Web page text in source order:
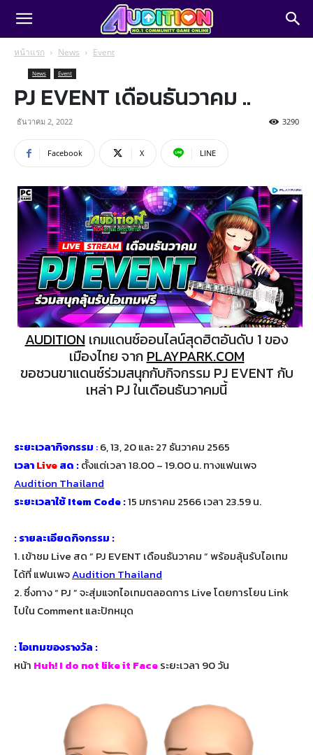
หน้าแรก News Event
News Event
PJ EVENT เดือนธันวาคม ..
ธันวาคม 2, 2022 3290
Facebook X LINE
AUDITION เกมแดนซ์ออนไลน์สุดฮิตอันดับ 1 ของ
เมืองไทย จาก PLAYPARK.COM
ขอชวนขาแดนซ์ร่วมสนุกกับกิจกรรม PJ EVENT กับ
เหล่า PJ ในเดือนธันวาคมนี้
ระยะเวลากิจกรรม :6, 13, 20 และ 27 ธันวาคม 2565
เวลาLiveสด :ตั้งแต่เวลา 18.00 – 19.00 น. ทางแฟนเพจ
Audition Thailand
ระยะเวลาใช้ Item Code :15 มกราคม 2566 เวลา 23.59 น.
: รายละเอียดกิจกรรม :
1. เข้าชม Live สด ” PJ EVENT เดือนธันวาคม ” พร้อมลุ้นรับไอเทม
ได้ที่ แฟนเพจAudition Thailand
2. ซึ่งทาง“ PJ ”จะสุ่มแจกไอเทมตลอดการ Live โดยการโยน Link
ไปใน Comment และปักหมุด
: ไอเทมของรางวัล :
หน้า Huh! I do not like it Faceระยะเวลา 90 วัน